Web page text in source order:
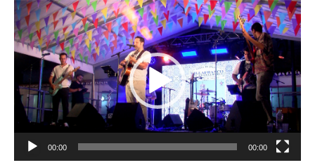
Reproductor
de
vídeo
00:00 00:00